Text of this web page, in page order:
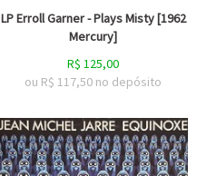
LP Erroll Garner - Plays Misty [1962
Mercury]
R$ 125,00
ou R$ 117,50 no depósito